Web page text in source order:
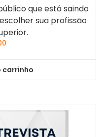
que está saindo
sua profissão
carrinho